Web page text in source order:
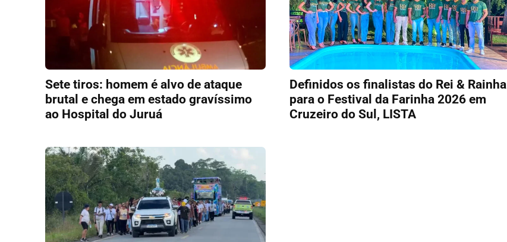
Sete tiros: homem é alvo de ataque
brutal e chega em estado gravíssimo
ao Hospital do Juruá
Definidos os finalistas do Rei & Rainha
para o Festival da Farinha 2026 em
Cruzeiro do Sul, LISTA